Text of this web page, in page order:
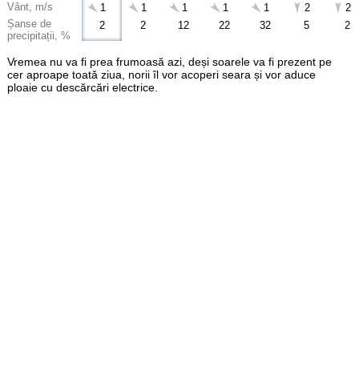
Vânt, m/s
Șanse de
precipitații, %
1
2
1
2
1
12
1
22
1
32
2
5
2
2
Vremea nu va fi prea frumoasă azi, deși soarele va fi prezent pe
cer aproape toată ziua, norii îl vor acoperi seara și vor aduce
ploaie cu descărcări electrice.